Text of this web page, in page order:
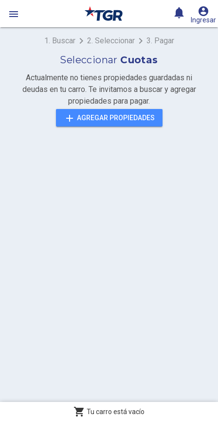
notifications account_circle
Ingresar

1. Buscarkeyboard_arrow_right 2. Seleccionarkeyboard_arrow_right 3. Pagar
Seleccionar Cuotas
Actualmente no tienes propiedades guardadas ni
deudas en tu carro. Te invitamos a buscar y agregar
propiedades para pagar.
add AGREGAR PROPIEDADES
shopping_cart Tu carro está vacío